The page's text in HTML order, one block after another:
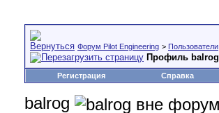
Форум Pilot Engineering > Пользователи
Профиль balrog
Регистрация Справка
balrog